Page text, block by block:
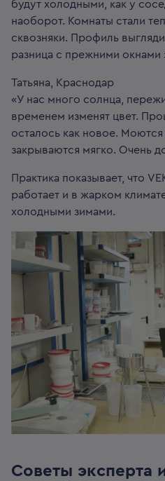
будут холодными, как у
наоборот. Комнаты стали
сквозняки. Профиль
разница с прежними окнами
Татьяна, Краснодар
«У нас много солнца,
временем изменят цвет.
осталось как новое. Моются
закрываются мягко. Очень
Практика показывает, что
работает и в жарком
холодными зимами.
Советы эксперта